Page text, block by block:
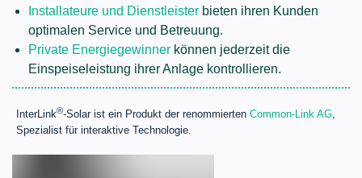
Installateure und Dienstleister bieten ihren Kunden
optimalen Service und Betreuung.
Private Energiegewinner können jederzeit die
Einspeiseleistung ihrer Anlage kontrollieren.
InterLink®-Solar ist ein Produkt der renommierten Common-Link AG,
Spezialist für interaktive Technologie.